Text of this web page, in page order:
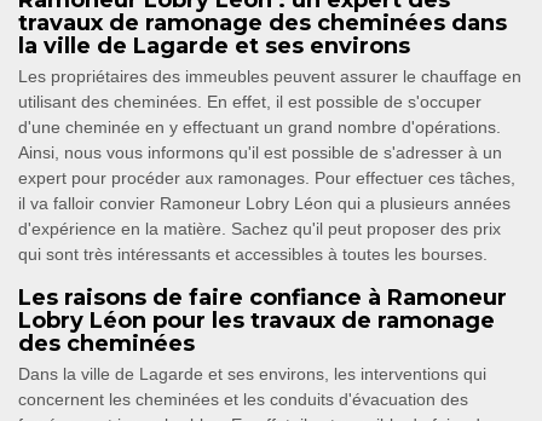
travaux de ramonage des cheminées dans
la ville de Lagarde et ses environs
Les propriétaires des immeubles peuvent assurer le chauffage en
utilisant des cheminées. En effet, il est possible de s'occuper
d'une cheminée en y effectuant un grand nombre d'opérations.
Ainsi, nous vous informons qu'il est possible de s'adresser à un
expert pour procéder aux ramonages. Pour effectuer ces tâches,
il va falloir convier Ramoneur Lobry Léon qui a plusieurs années
d'expérience en la matière. Sachez qu'il peut proposer des prix
qui sont très intéressants et accessibles à toutes les bourses.
Les raisons de faire confiance à Ramoneur
Lobry Léon pour les travaux de ramonage
des cheminées
Dans la ville de Lagarde et ses environs, les interventions qui
concernent les cheminées et les conduits d'évacuation des